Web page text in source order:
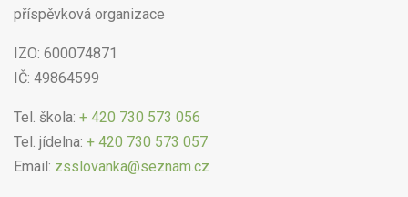
příspěvková organizace
IZO: 600074871
IČ: 49864599
Tel. škola: + 420 730 573 056
Tel. jídelna: + 420 730 573 057
Email: zsslovanka@seznam.cz